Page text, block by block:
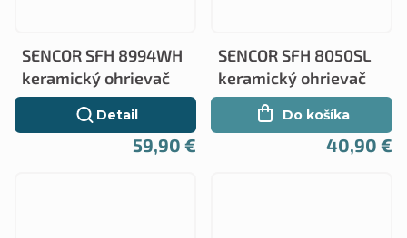
SENCOR SFH 8994WH
keramický ohrievač
59,90 €
Detail
SENCOR SFH 8050SL
keramický ohrievač
40,90 €
Do košíka